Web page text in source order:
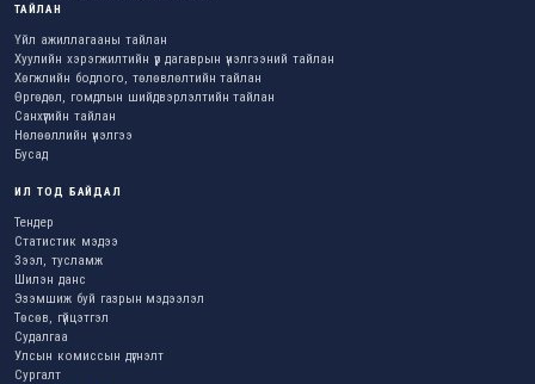
ТАЙЛАН
Үйл ажиллагааны тайлан
Хуулийн хэрэгжилтийн үр дагаврын үнэлгээний тайлан
Хөгжлийн бодлого, төлөвлөлтийн тайлан
Өргөдөл, гомдлын шийдвэрлэлтийн тайлан
Санхүүгийн тайлан
Нөлөөллийн үнэлгээ
Бусад
ИЛ ТОД БАЙДАЛ
Тендер
Статистик мэдээ
Зээл, тусламж
Шилэн данс
Эзэмшиж буй газрын мэдээлэл
Төсөв, гүйцэтгэл
Судалгаа
Улсын комиссын дүгнэлт
Сургалт